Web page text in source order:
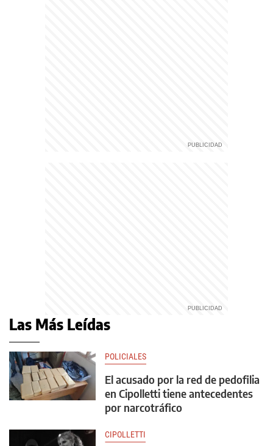
Las Más Leídas
POLICIALES
El acusado por la red de pedofilia
en Cipolletti tiene antecedentes
por narcotráfico
CIPOLLETTI